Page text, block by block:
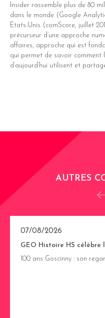
Insider rassemble plus de 80
dans le monde (Google
Etats-Unis (comScore, juillet
précurseur d’une approche
affaires, approche qui est
qui permet de savoir comment
d’aujourd’hui utilisent et
AUTRES
07/08/2026
GEO Histoire HS célèbre
100 ans Goscinny : son